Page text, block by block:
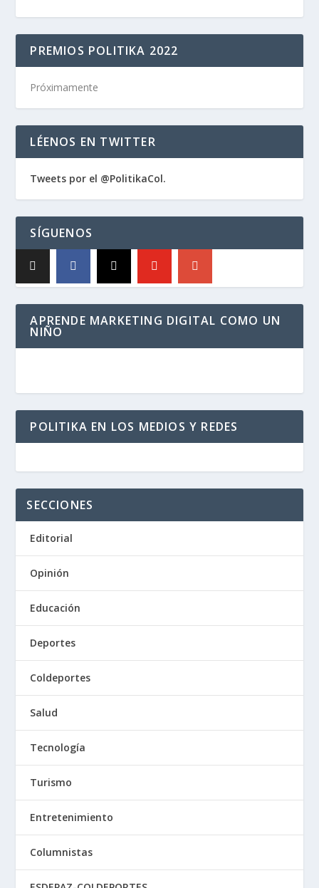
PREMIOS POLITIKA 2022
Próximamente
LÉENOS EN TWITTER
Tweets por el @PolitikaCol.
SÍGUENOS
APRENDE MARKETING DIGITAL COMO UN
NIÑO
POLITIKA EN LOS MEDIOS Y REDES
SECCIONES
Editorial
Opinión
Educación
Deportes
Coldeportes
Salud
Tecnología
Turismo
Entretenimiento
Columnistas